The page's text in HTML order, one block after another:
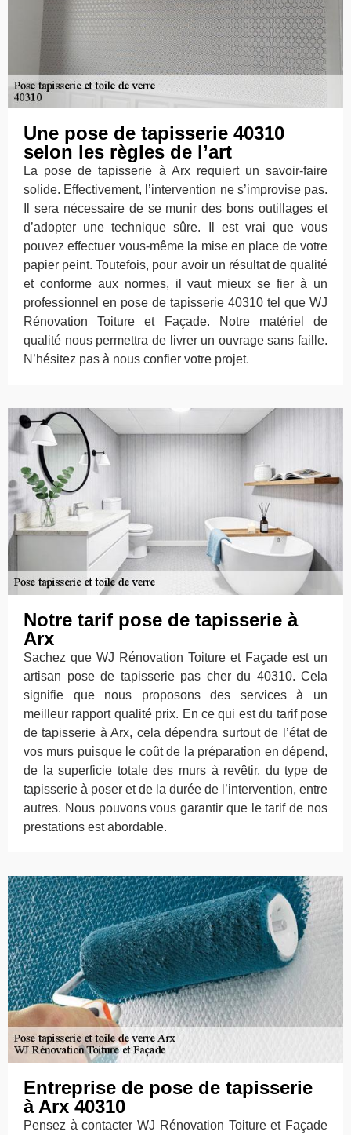
Une pose de tapisserie 40310
selon les règles de l’art
La pose de tapisserie à Arx requiert un savoir-faire
solide. Effectivement, l’intervention ne s’improvise pas.
Il sera nécessaire de se munir des bons outillages et
d’adopter une technique sûre. Il est vrai que vous
pouvez effectuer vous-même la mise en place de votre
papier peint. Toutefois, pour avoir un résultat de qualité
et conforme aux normes, il vaut mieux se fier à un
professionnel en pose de tapisserie 40310 tel que WJ
Rénovation Toiture et Façade. Notre matériel de
qualité nous permettra de livrer un ouvrage sans faille.
N’hésitez pas à nous confier votre projet.
Notre tarif pose de tapisserie à
Arx
Sachez que WJ Rénovation Toiture et Façade est un
artisan pose de tapisserie pas cher du 40310. Cela
signifie que nous proposons des services à un
meilleur rapport qualité prix. En ce qui est du tarif pose
de tapisserie à Arx, cela dépendra surtout de l’état de
vos murs puisque le coût de la préparation en dépend,
de la superficie totale des murs à revêtir, du type de
tapisserie à poser et de la durée de l’intervention, entre
autres. Nous pouvons vous garantir que le tarif de nos
prestations est abordable.
Entreprise de pose de tapisserie
à Arx 40310
Pensez à contacter WJ Rénovation Toiture et Façade